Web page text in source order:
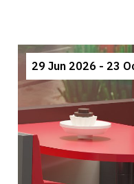
29 Jun 2026 - 23